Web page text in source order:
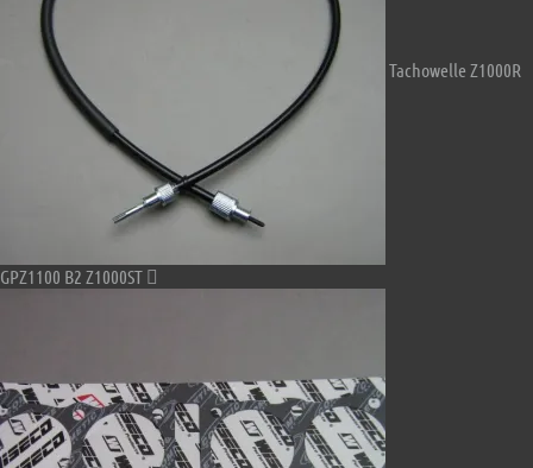
Tachowelle Z1000R
GPZ1100 B2 Z1000ST